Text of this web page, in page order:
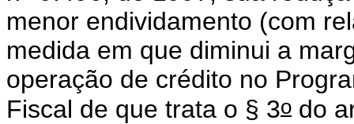
menor endividamento (com
medida em que diminui a
operação de crédito no
Fiscal de que trata o § 3o do